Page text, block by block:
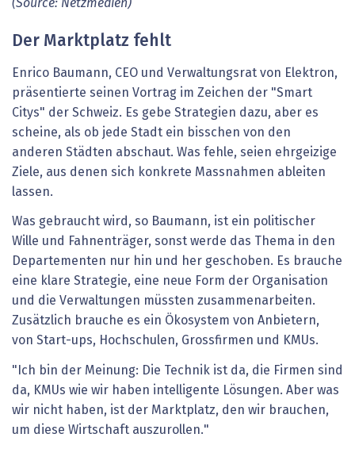
(Source: Netzmedien)
Der Marktplatz fehlt
Enrico Baumann, CEO und Verwaltungsrat von Elektron,
präsentierte seinen Vortrag im Zeichen der "Smart
Citys" der Schweiz. Es gebe Strategien dazu, aber es
scheine, als ob jede Stadt ein bisschen von den
anderen Städten abschaut. Was fehle, seien ehrgeizige
Ziele, aus denen sich konkrete Massnahmen ableiten
lassen.
Was gebraucht wird, so Baumann, ist ein politischer
Wille und Fahnenträger, sonst werde das Thema in den
Departementen nur hin und her geschoben. Es brauche
eine klare Strategie, eine neue Form der Organisation
und die Verwaltungen müssten zusammenarbeiten.
Zusätzlich brauche es ein Ökosystem von Anbietern,
von Start-ups, Hochschulen, Grossfirmen und KMUs.
"Ich bin der Meinung: Die Technik ist da, die Firmen sind
da, KMUs wie wir haben intelligente Lösungen. Aber was
wir nicht haben, ist der Marktplatz, den wir brauchen,
um diese Wirtschaft auszurollen."